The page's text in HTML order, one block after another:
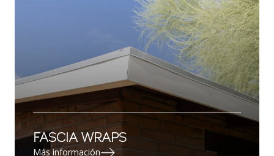
FASCIA WRAPS
Más información